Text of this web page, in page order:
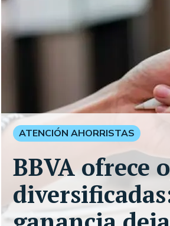
ATENCIÓN AHORRISTAS
BBVA ofrece